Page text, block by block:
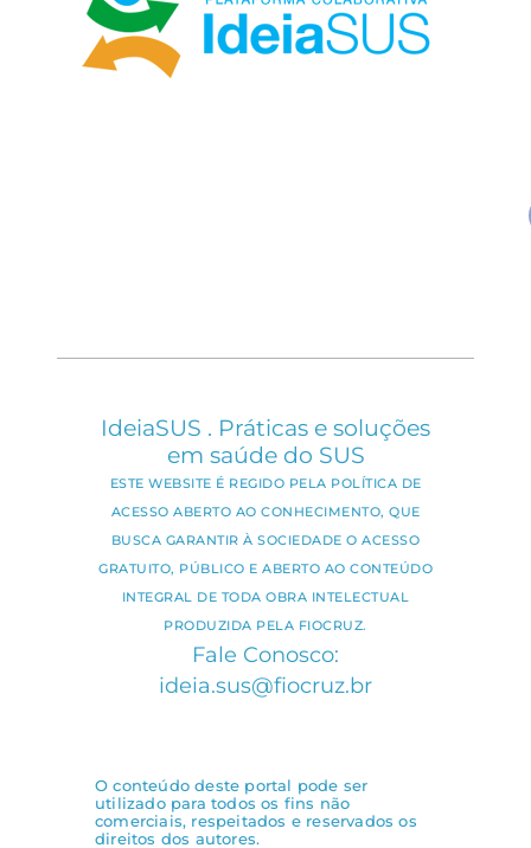
IdeiaSUS . Práticas e soluções
em saúde do SUS
ESTE WEBSITE É REGIDO PELA POLÍTICA DE
ACESSO ABERTO AO CONHECIMENTO, QUE
BUSCA GARANTIR À SOCIEDADE O ACESSO
GRATUITO, PÚBLICO E ABERTO AO CONTEÚDO
INTEGRAL DE TODA OBRA INTELECTUAL
PRODUZIDA PELA FIOCRUZ.
Fale Conosco:
ideia.sus@fiocruz.br
O conteúdo deste portal pode ser
utilizado para todos os fins não
comerciais, respeitados e reservados os
direitos dos autores.